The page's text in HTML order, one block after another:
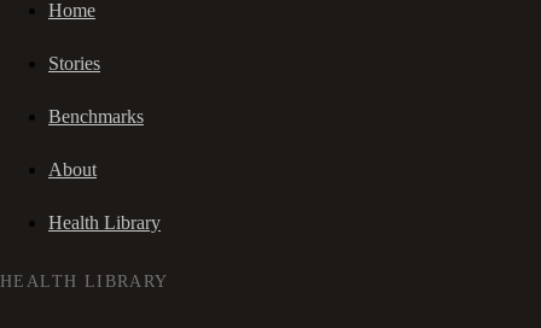
Home
Stories
Benchmarks
About
Health Library
HEALTH LIBRARY